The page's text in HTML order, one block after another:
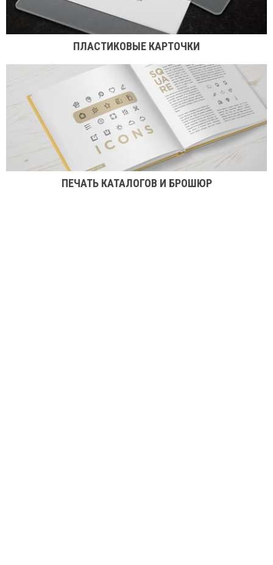
ПЛАСТИКОВЫЕ КАРТОЧКИ
ПЕЧАТЬ КАТАЛОГОВ И БРОШЮР